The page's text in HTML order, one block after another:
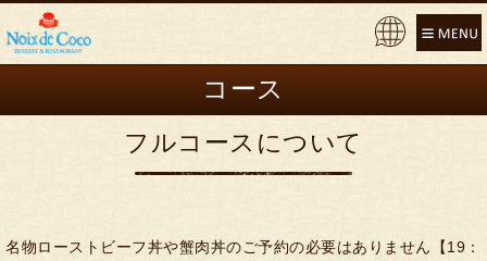
コース
フルコースについて
名物ローストビーフ丼や蟹肉丼のご予約の必要はありません【19：